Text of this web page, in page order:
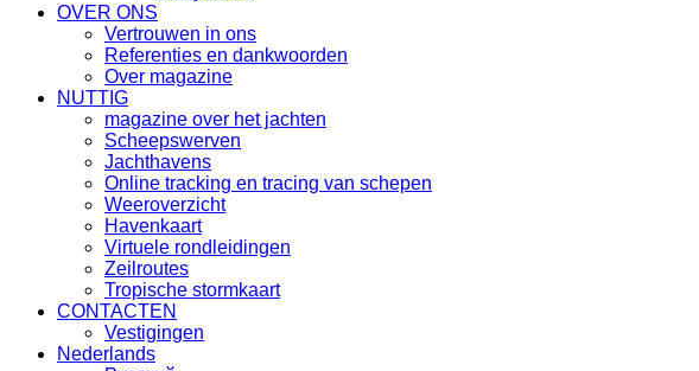
OVER ONS
Vertrouwen in ons
Referenties en dankwoorden
Over magazine
NUTTIG
magazine over het jachten
Scheepswerven
Jachthavens
Online tracking en tracing van schepen
Weeroverzicht
Havenkaart
Virtuele rondleidingen
Zeilroutes
Tropische stormkaart
CONTACTEN
Vestigingen
Nederlands